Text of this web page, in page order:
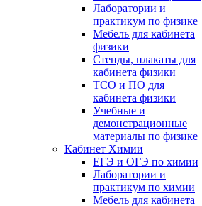
Лаборатории и
практикум по физике
Мебель для кабинета
физики
Стенды, плакаты для
кабинета физики
ТСО и ПО для
кабинета физики
Учебные и
демонстрационные
материалы по физике
Кабинет Химии
ЕГЭ и ОГЭ по химии
Лаборатории и
практикум по химии
Мебель для кабинета